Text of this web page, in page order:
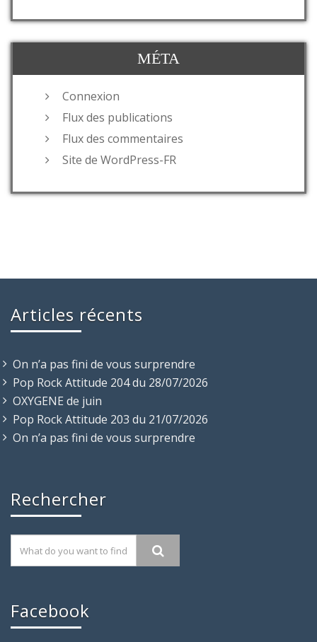
MÉTA
Connexion
Flux des publications
Flux des commentaires
Site de WordPress-FR
Articles récents
On n’a pas fini de vous surprendre
Pop Rock Attitude 204 du 28/07/2026
OXYGENE de juin
Pop Rock Attitude 203 du 21/07/2026
On n’a pas fini de vous surprendre
Rechercher
Facebook